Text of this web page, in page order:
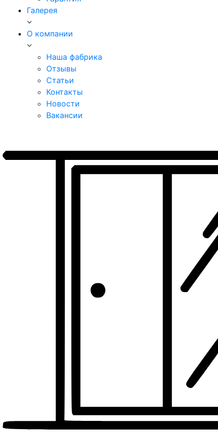
Галерея
О компании
Наша фабрика
Отзывы
Статьи
Контакты
Новости
Вакансии